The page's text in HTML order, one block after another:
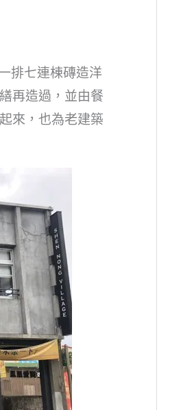
排七連棟磚造洋
再造過，並由餐
來，也為老建築